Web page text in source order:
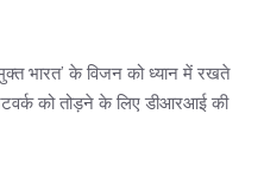
भारत’ के विजन को ध्यान में रखते
को तोड़ने के लिए डीआरआई की